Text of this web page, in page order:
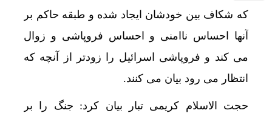
که شکاف بین خودشان ایجاد شده و طبقه حاکم بر
آنها احساس ناامنی و احساس فروپاشی و زوال
می کند و فروپاشی اسرائیل را زودتر از آنچه که
انتظار می رود بیان می کنند.
حجت الاسلام کریمی تبار بیان کرد: جنگ را بر